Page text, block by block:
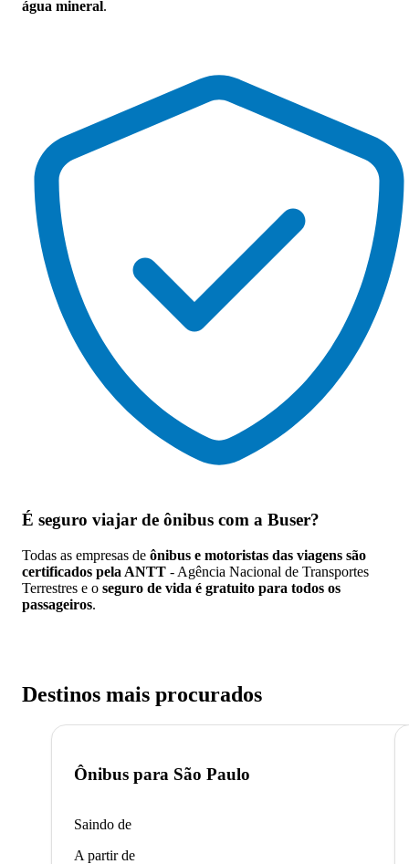
água mineral.
É seguro viajar de ônibus com a Buser?
Todas as empresas de ônibus e motoristas das viagens são
certificados pela ANTT - Agência Nacional de Transportes
Terrestres e o seguro de vida é gratuito para todos os
passageiros.
Destinos mais procurados
Ônibus para São Paulo
Saindo de
A partir de